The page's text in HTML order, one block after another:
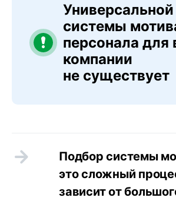
Универсальной
системы
персонала для
компании
не существует
Подбор системы
это сложный
зависит от